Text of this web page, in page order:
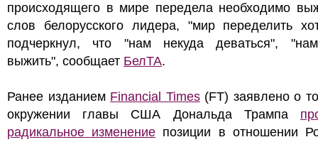
происходящего в мире передела необходимо
слов белорусского лидера, "мир переделить
подчеркнул, что "нам некуда деваться",
выжить", сообщает БелТА.
Ранее изданием Financial Times(FT) заявлено о
окружении главы США Дональда Трампа
радикальное изменение позиции в отношении